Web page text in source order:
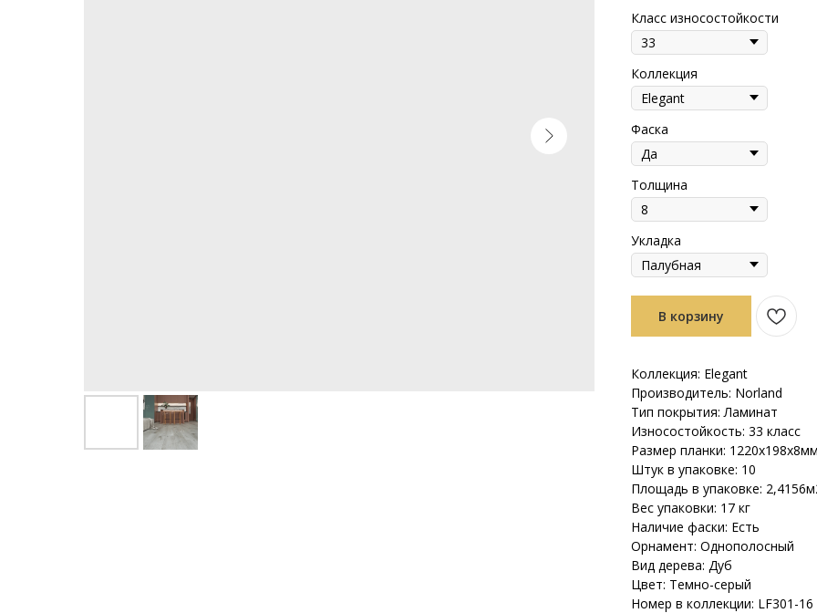
Класс износостойкости
Коллекция
Фаска
Толщина
Укладка
В корзину
Коллекция: Elegant
Производитель: Norland
Тип покрытия: Ламинат
Износостойкость: 33 класс
Размер планки: 1220х198х8мм
Штук в упаковке: 10
Площадь в упаковке:
Вес упаковки: 17 кг
Наличие фаски: Есть
Орнамент: Однополосный
Вид дерева: Дуб
Цвет: Темно-серый
Номер в коллекции: LF301-16